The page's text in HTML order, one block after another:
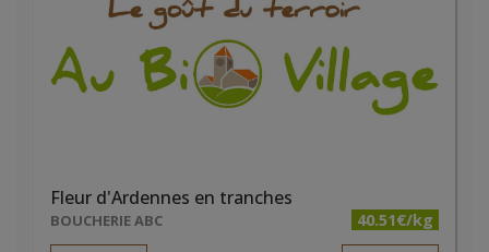
Fleur d'Ardennes en tranches
BOUCHERIE ABC 40.51€/kg